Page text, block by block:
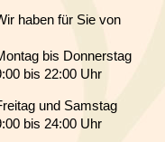
haben für Sie von
bis Donnerstag
bis 22:00 Uhr
und Samstag
bis 24:00 Uhr